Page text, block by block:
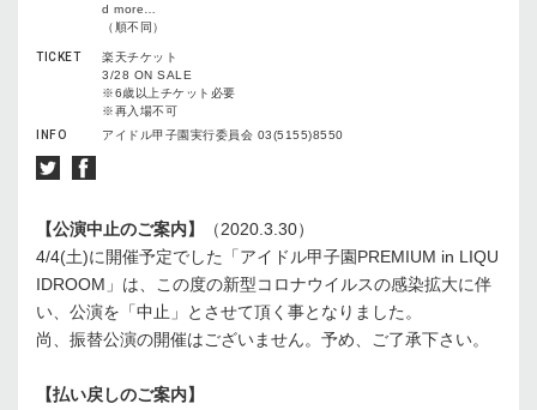
d more…
（順不同）
TICKET
楽天チケット
3/28 ON SALE
※6歳以上チケット必要
※再入場不可
INFO
アイドル甲子園実行委員会 03(5155)8550
【公演中止のご案内】
（2020.3.30）
4/4(土)に開催予定でした「アイドル甲子園PREMIUM in LIQU
IDROOM」は、この度の新型コロナウイルスの感染拡大に伴
い、公演を「中止」とさせて頂く事となりました。
尚、振替公演の開催はございません。予め、ご了承下さい。
【払い戻しのご案内】